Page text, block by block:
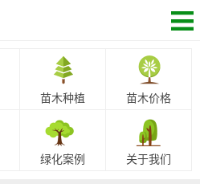
苗木种植 苗木价格
绿化案例 关于我们